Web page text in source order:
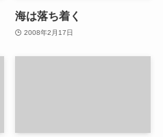
海は落ち着く
2008年2月17日